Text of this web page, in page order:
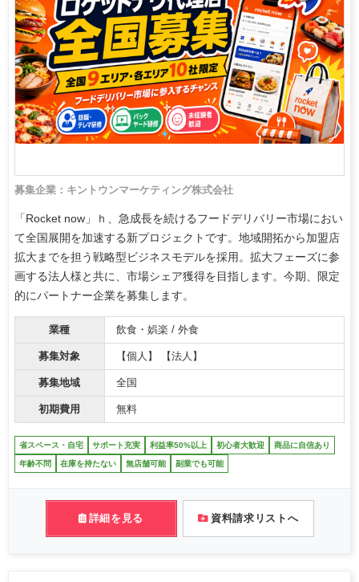
募集企業：キントウンマーケティング株式会社
「Rocket now」ｈ、急成長を続けるフードデリバリー市場におい
て全国展開を加速する新プロジェクトです。地域開拓から加盟店
拡大までを担う戦略型ビジネスモデルを採用。拡大フェーズに参
画する法人様と共に、市場シェア獲得を目指します。今期、限定
的にパートナー企業を募集します。
業種 飲食・娯楽 / 外食
募集対象 【個人】 【法人】
募集地域 全国
初期費用 無料
省スペース・自宅 サポート充実 利益率50%以上 初心者大歓迎 商品に自信あり
年齢不問 在庫を持たない 無店舗可能 副業でも可能
詳細を見る 資料請求リストへ